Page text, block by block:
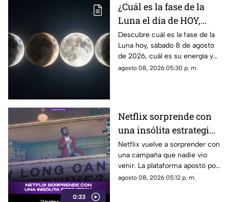
¿Cuál es la fase de la
Luna el día de HOY,
sábado 8 de agosto de
2026? Así se verá el
astro durante la noche
Descubre cuál es la fase de la
Luna hoy, sábado 8 de agosto
de 2026, cuál es su energía y
cómo nos podría afectar.
agosto 08, 2026 05:30 p. m.
0:33
Netflix sorprende con
una insólita estrategia
para promocionar su
nuevo thriller
Netflix vuelve a sorprender con
una campaña que nadie vio
venir. La plataforma apostó por
una estrategia tan inusual
agosto 08, 2026 05:12 p. m.